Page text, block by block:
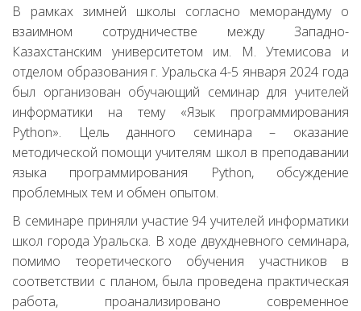
В рамках зимней школы согласно меморандуму о
взаимном сотрудничестве между Западно-
Казахстанским университетом им. М. Утемисова и
отделом образования г. Уральска 4-5 января 2024 года
был организован обучающий семинар для учителей
информатики на тему «Язык программирования
Python». Цель данного семинара – оказание
методической помощи учителям школ в преподавании
языка программирования Python, обсуждение
проблемных тем и обмен опытом.
В семинаре приняли участие 94 учителей информатики
школ города Уральска. В ходе двухдневного семинара,
помимо теоретического обучения участников в
соответствии с планом, была проведена практическая
работа, проанализировано современное